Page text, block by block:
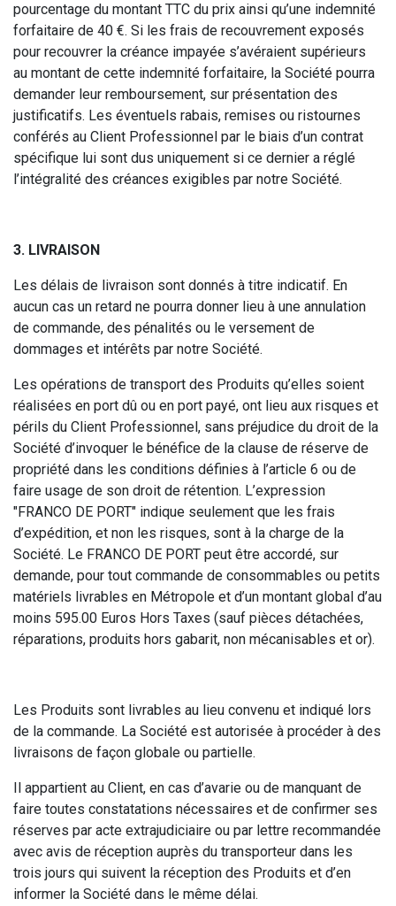
pourcentage du montant TTC du prix ainsi qu’une indemnité
forfaitaire de 40 €. Si les frais de recouvrement exposés
pour recouvrer la créance impayée s’avéraient supérieurs
au montant de cette indemnité forfaitaire, la Société pourra
demander leur remboursement, sur présentation des
justificatifs. Les éventuels rabais, remises ou ristournes
conférés au Client Professionnel par le biais d’un contrat
spécifique lui sont dus uniquement si ce dernier a réglé
l’intégralité des créances exigibles par notre Société.
3. LIVRAISON
Les délais de livraison sont donnés à titre indicatif. En
aucun cas un retard ne pourra donner lieu à une annulation
de commande, des pénalités ou le versement de
dommages et intérêts par notre Société.
Les opérations de transport des Produits qu’elles soient
réalisées en port dû ou en port payé, ont lieu aux risques et
périls du Client Professionnel, sans préjudice du droit de la
Société d’invoquer le bénéfice de la clause de réserve de
propriété dans les conditions définies à l’article 6 ou de
faire usage de son droit de rétention. L’expression
"FRANCO DE PORT" indique seulement que les frais
d’expédition, et non les risques, sont à la charge de la
Société. Le FRANCO DE PORT peut être accordé, sur
demande, pour tout commande de consommables ou petits
matériels livrables en Métropole et d’un montant global d’au
moins 595.00 Euros Hors Taxes (sauf pièces détachées,
réparations, produits hors gabarit, non mécanisables et or).
Les Produits sont livrables au lieu convenu et indiqué lors
de la commande. La Société est autorisée à procéder à des
livraisons de façon globale ou partielle.
Il appartient au Client, en cas d’avarie ou de manquant de
faire toutes constatations nécessaires et de confirmer ses
réserves par acte extrajudiciaire ou par lettre recommandée
avec avis de réception auprès du transporteur dans les
trois jours qui suivent la réception des Produits et d’en
informer la Société dans le même délai.